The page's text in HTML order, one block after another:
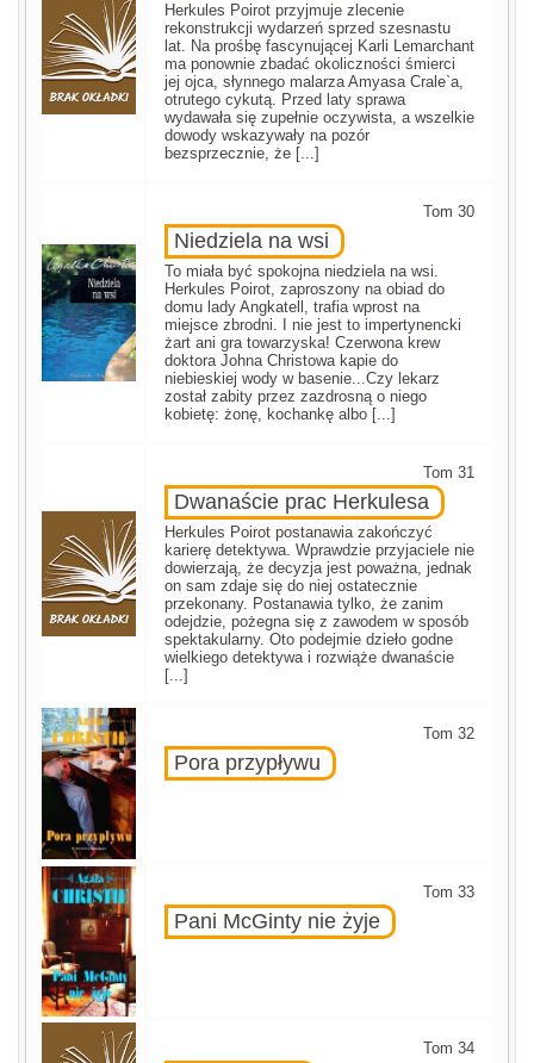
Herkules Poirot przyjmuje zlecenie
rekonstrukcji wydarzeń sprzed szesnastu
lat. Na prośbę fascynującej Karli Lemarchant
ma ponownie zbadać okoliczności śmierci
jej ojca, słynnego malarza Amyasa Crale`a,
otrutego cykutą. Przed laty sprawa
wydawała się zupełnie oczywista, a wszelkie
dowody wskazywały na pozór
bezsprzecznie, że [...]
Tom 30
Niedziela na wsi
To miała być spokojna niedziela na wsi.
Herkules Poirot, zaproszony na obiad do
domu lady Angkatell, trafia wprost na
miejsce zbrodni. I nie jest to impertynencki
żart ani gra towarzyska! Czerwona krew
doktora Johna Christowa kapie do
niebieskiej wody w basenie...Czy lekarz
został zabity przez zazdrosną o niego
kobietę: żonę, kochankę albo [...]
Tom 31
Dwanaście prac Herkulesa
Herkules Poirot postanawia zakończyć
karierę detektywa. Wprawdzie przyjaciele nie
dowierzają, że decyzja jest poważna, jednak
on sam zdaje się do niej ostatecznie
przekonany. Postanawia tylko, że zanim
odejdzie, pożegna się z zawodem w sposób
spektakularny. Oto podejmie dzieło godne
wielkiego detektywa i rozwiąże dwanaście
[...]
Tom 32
Pora przypływu
Tom 33
Pani McGinty nie żyje
Tom 34